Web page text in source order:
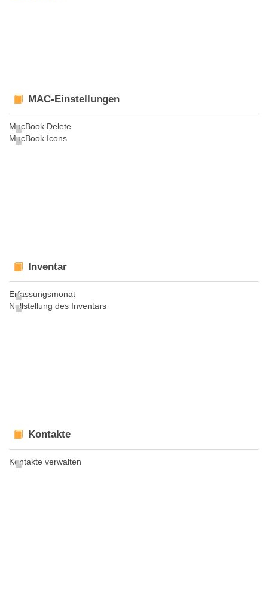
MAC-Einstellungen
MacBook Delete
MacBook Icons
Inventar
Erfassungsmonat
Nullstellung des Inventars
Kontakte
Kontakte verwalten